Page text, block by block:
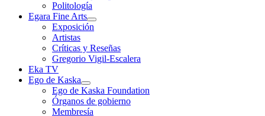
Politología
Egara Fine Arts
Exposición
Artistas
Críticas y Reseñas
Gregorio Vigil-Escalera
Eka TV
Ego de Kaska
Ego de Kaska Foundation
Órganos de gobierno
Membresía